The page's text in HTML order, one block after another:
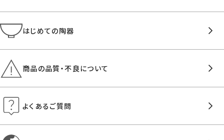
はじめての陶器
商品の品質・不良について
よくあるご質問